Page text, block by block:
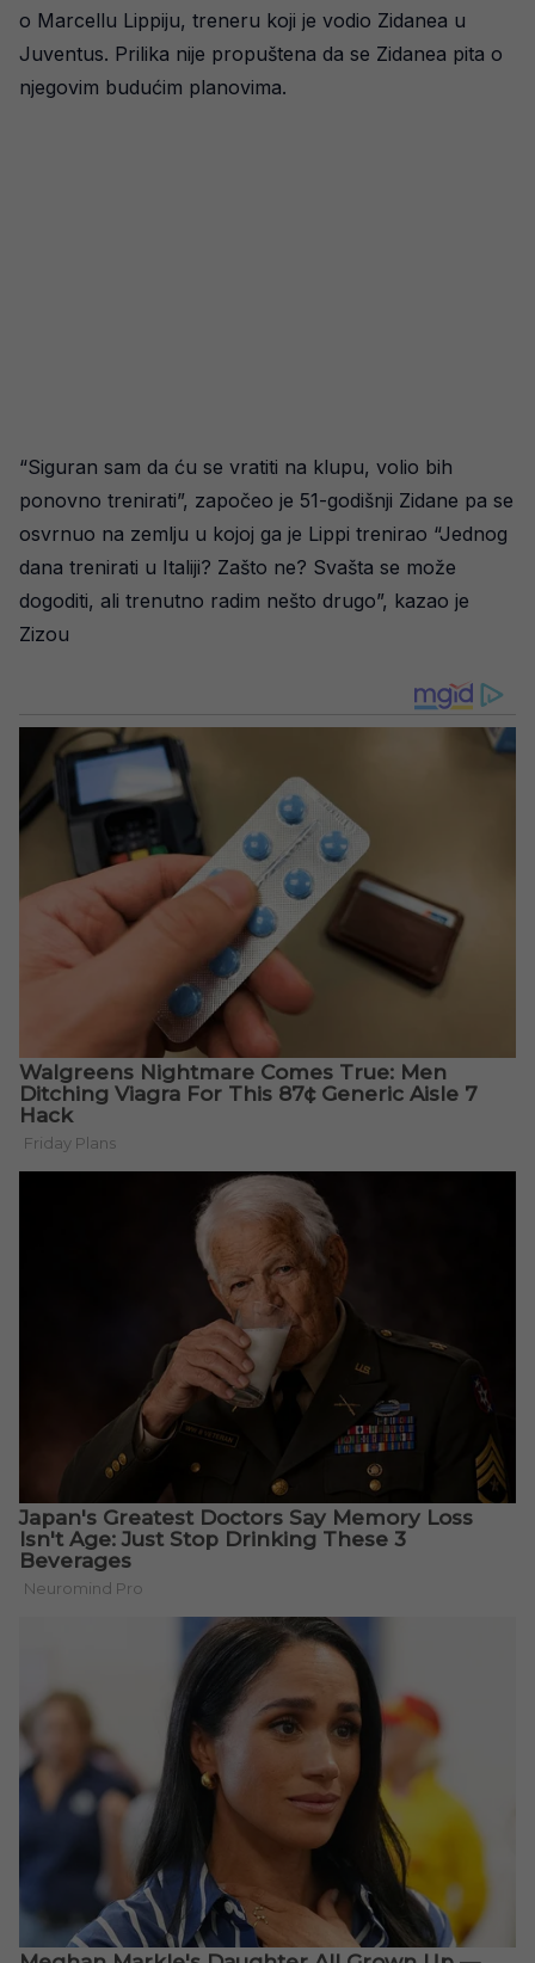
o Marcellu Lippiju, treneru koji je vodio Zidanea u
Juventus. Prilika nije propuštena da se Zidanea pita o
njegovim budućim planovima.
“Siguran sam da ću se vratiti na klupu, volio bih
ponovno trenirati”, započeo je 51-godišnji Zidane pa se
osvrnuo na zemlju u kojoj ga je Lippi trenirao “Jednog
dana trenirati u Italiji? Zašto ne? Svašta se može
dogoditi, ali trenutno radim nešto drugo”, kazao je
Zizou